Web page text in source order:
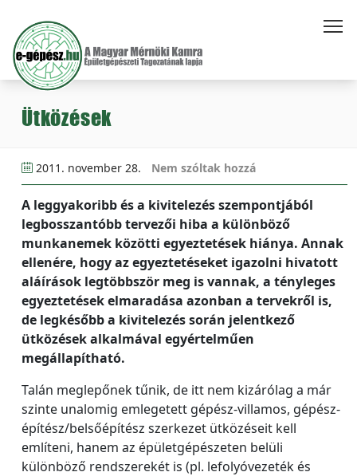
Ütközések
2011. november 28. Nem szóltak hozzá
A leggyakoribb és a kivitelezés szempontjából
legbosszantóbb tervezői hiba a különböző
munkanemek közötti egyeztetések hiánya. Annak
ellenére, hogy az egyeztetéseket igazolni hivatott
aláírások legtöbbször meg is vannak, a tényleges
egyeztetések elmaradása azonban a tervekről is,
de legkésőbb a kivitelezés során jelentkező
ütközések alkalmával egyértelműen
megállapítható.
Talán meglepőnek tűnik, de itt nem kizárólag a már
szinte unalomig emlegetett gépész-villamos, gépész-
építész/belsőépítész szerkezet ütközéseit kell
említeni, hanem az épületgépészeten belüli
különböző rendszerekét is (pl. lefolyóvezeték és